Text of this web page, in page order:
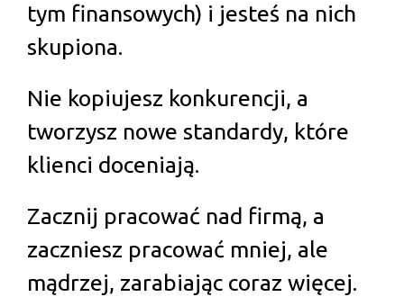
tym finansowych) i jesteś na nich
skupiona.
Nie kopiujesz konkurencji, a
tworzysz nowe standardy, które
klienci doceniają.
Zacznij pracować nad firmą, a
zaczniesz pracować mniej, ale
mądrzej, zarabiając coraz więcej.